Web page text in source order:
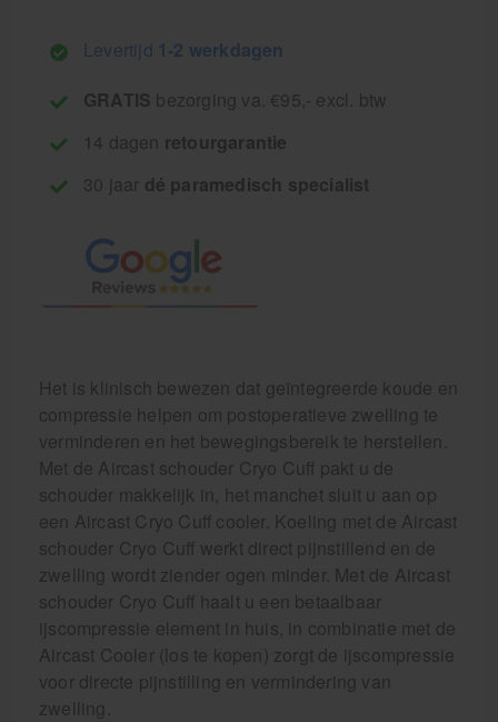
Levertijd 1-2 werkdagen
GRATIS bezorging va. €95,- excl. btw
14 dagen retourgarantie
30 jaar dé paramedisch specialist
Het is klinisch bewezen dat geïntegreerde koude en
compressie helpen om postoperatieve zwelling te
verminderen en het bewegingsbereik te herstellen.
Met de Aircast schouder Cryo Cuff pakt u de
schouder makkelijk in, het manchet sluit u aan op
een Aircast Cryo Cuff cooler. Koeling met de Aircast
schouder Cryo Cuff werkt direct pijnstillend en de
zwelling wordt ziender ogen minder. Met de Aircast
schouder Cryo Cuff haalt u een betaalbaar
ijscompressie element in huis, in combinatie met de
Aircast Cooler (los te kopen) zorgt de ijscompressie
voor directe pijnstilling en vermindering van
zwelling.